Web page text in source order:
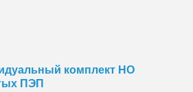
комплект НО
ПЭП